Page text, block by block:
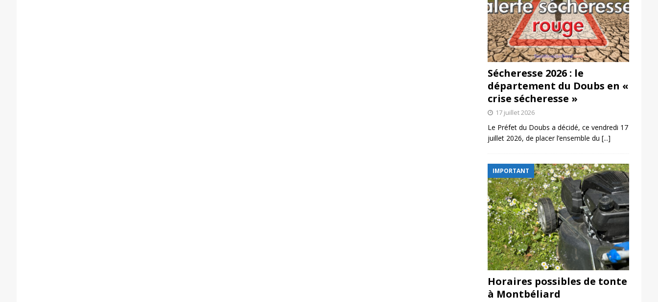
Sécheresse 2026 : le
département du Doubs en «
crise sécheresse »
17 juillet 2026
Le Préfet du Doubs a décidé, ce vendredi 17
juillet 2026, de placer l’ensemble du [...]
IMPORTANT
Horaires possibles de tonte
à Montbéliard